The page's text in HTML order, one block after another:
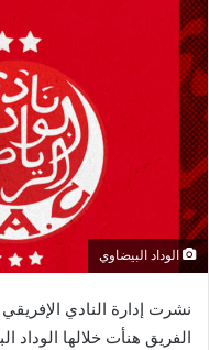
الوداد البيضاوي
نشرت إدارة النادي